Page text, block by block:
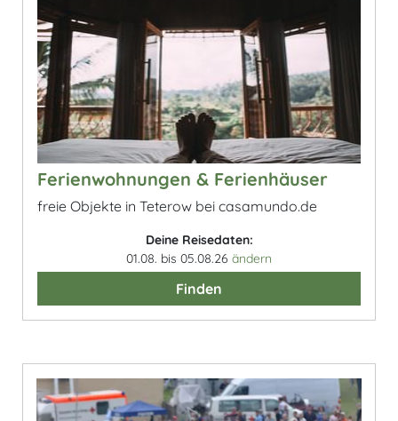
Ferienwohnungen & Ferienhäuser
freie Objekte in Teterow bei casamundo.de
Deine Reisedaten:
01.08. bis 05.08.26 ändern
Finden